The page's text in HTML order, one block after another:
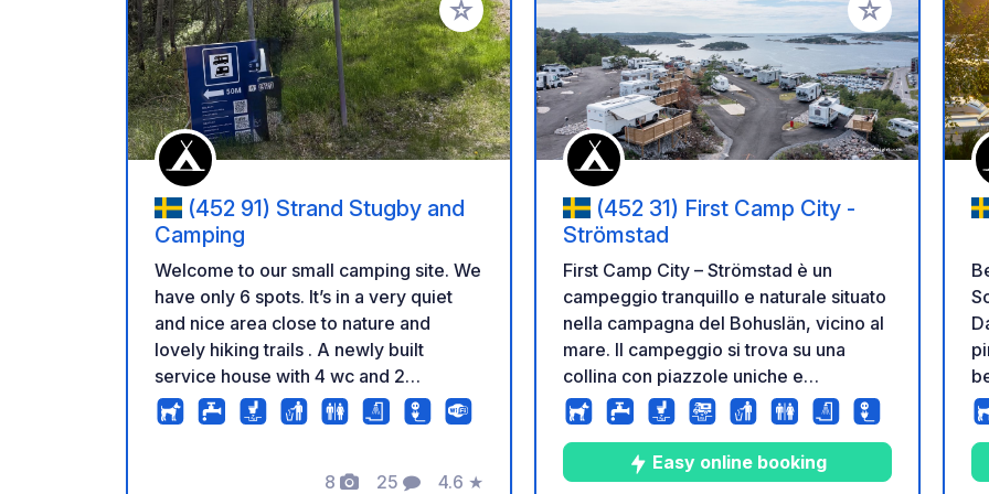
Aggiungi ai tuoi preferiti
(452 91) Strand Stugby and
Camping
Welcome to our small camping site. We
have only 6 spots. It’s in a very quiet
and nice area close to nature and
lovely hiking trails . A newly built
service house with 4 wc and 2
showers. Electricity and WIFI is
included. We have an outside bench
There is possibility to empty
8 25 4.6 ★
Aggiungi ai tuoi
(452 31) First Camp City -
Strömstad
First Camp City – Strömstad è un
campeggio tranquillo e naturale situato
nella campagna del Bohuslän, vicino al
mare. Il campeggio si trova su una
collina con piazzole uniche e
pianeggianti, alcune delle quali
asfaltate, che offrono magnifiche viste
- una delle preferite dai viaggiatori in
camper. ! Qui puoi campeggiare con il
Easy online booking